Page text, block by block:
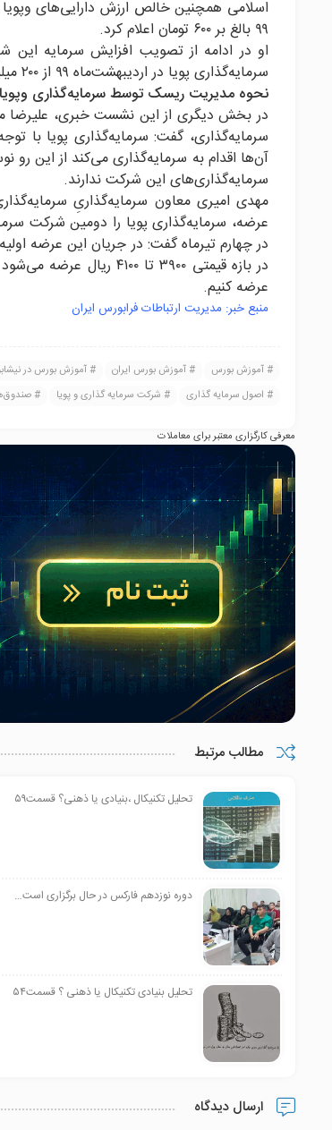
۹۹ بالغ بر ۶۰۰ تومان اعلام کرد.
سرمایه‌گذاری پویا در اردیبهشت‌ماه ۹۹ از ۲۰۰ میلیارد به ۴۰۰ میلیارد تومان افرایش پیدا کرده است.
نحوه مدیریت ریسک توسط سرمایهگذاری وپویا
در بخش دیگری از این نشست خبری، علیرضا
سرمایه‌گذاری، گفت: سرمایه‌گذاری پویا
آن‌ها اقدام به سرمایه‌گذاری می‌کند از این
سرمایه‌گذاری‌های این شرکت ندارند.
مهدی امیری معاون سرمایه‌گذاریِ
عرضه کنیم.
منبع خبر: مدیریت ارتباطات فرابورس ایران
آموزش بورس آموزش بورس ایران آموزش بورس در
اصول سرمایه گذاری
شرکت سرمایه گذاری و پویا
معرفی کارگزاری معتبر برای معاملات
مطالب مرتبط
تحلیل تکنیکال ،بنیادی یا ذهنی؟ قسمت۵۹
دوره نوزدهم فارکس در حال برگزاری است…
تحلیل بنیادی تکنیکال یا ذهنی ؟ قسمت۵۴
ارسال دیدگاه